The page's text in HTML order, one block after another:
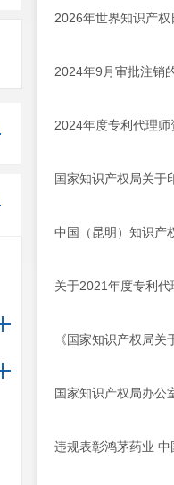
2026年世界知识产权
2024年9月审批注销
2024年度专利代理
国家知识产权局关于
中国（昆明）知识产
关于2021年度专利
《国家知识产权局
国家知识产权局办公
违规表彰鸿茅药业